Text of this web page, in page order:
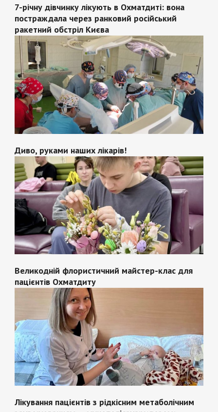
7-річну дівчинку лікують в Охматдиті: вона
постраждала через ранковий російський
ракетний обстріл Києва
Диво, руками наших лікарів!
Великодній флористичний майстер-клас для
пацієнтів Охматдиту
Лікування пацієнтів з рідкісним метаболічним